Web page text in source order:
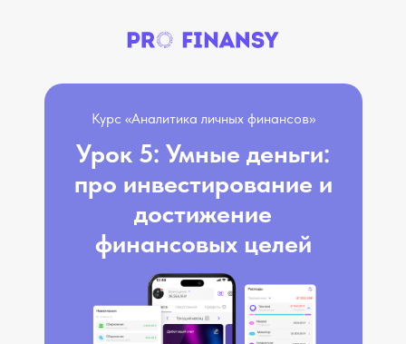
Курс «Аналитика личных финансов»
Урок 5: Умные деньги:
про инвестирование и
достижение
финансовых целей